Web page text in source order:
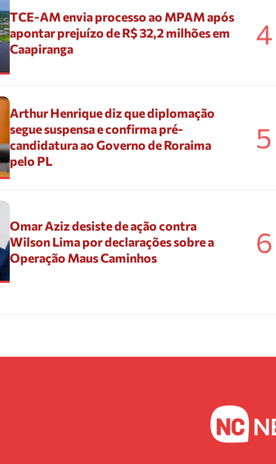
TCE-AM envia processo ao MPAM após
apontar prejuízo de R$ 32,2 milhões em
Caapiranga
Arthur Henrique diz que diplomação
segue suspensa e confirma pré-
candidatura ao Governo de Roraima
pelo PL
Omar Aziz desiste de ação contra
Wilson Lima por declarações sobre a
Operação Maus Caminhos
4
5
6